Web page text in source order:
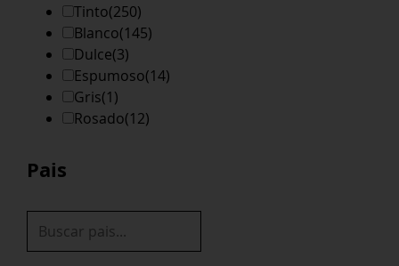
Tinto(250)
Blanco(145)
Dulce(3)
Espumoso(14)
Gris(1)
Rosado(12)
Pais